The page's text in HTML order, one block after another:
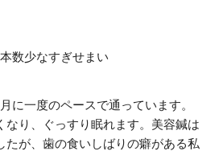
本数少なすぎせまい
月に一度のペースで通っています。
なり、ぐっすり眠れます。美容鍼は
たが、歯の食いしばりの癖がある私